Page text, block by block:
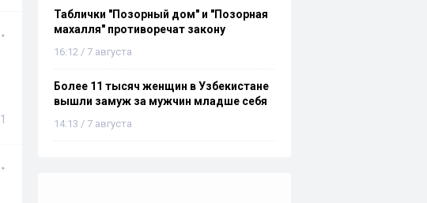
1
Таблички "Позорный дом" и "Позорная
махалля" противоречат закону
16:12 / 7 августа
Более 11 тысяч женщин в Узбекистане
вышли замуж за мужчин младше себя
14:13 / 7 августа